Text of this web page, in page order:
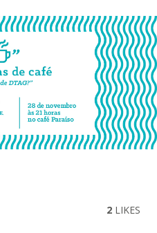
2 LIKES